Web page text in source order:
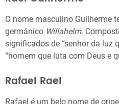
O nome masculino Guilherme
germânico Willahelm.
significados de “senhor da luz
“homem que luta com Deus e
Rafael Rael
Rafael é um belo nome de